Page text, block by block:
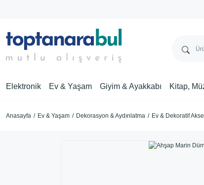
Elektronik Ev & Yaşam Giyim & Ayakkabı Kitap,
Anasayfa Ev & Yaşam Dekorasyon & Aydınlatma Ev & Dekoratif